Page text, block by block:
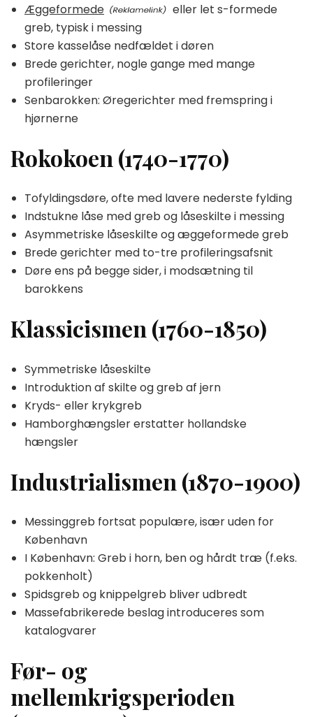
Æggeformede
eller let s-formede
greb, typisk i messing
Store kasselåse nedfældet i døren
Brede gerichter, nogle gange med mange
profileringer
Senbarokken: Øregerichter med fremspring i
hjørnerne
Rokokoen (1740-1770)
Tofyldingsdøre, ofte med lavere nederste fylding
Indstukne låse med greb og låseskilte i messing
Asymmetriske låseskilte og æggeformede greb
Brede gerichter med to-tre profileringsafsnit
Døre ens på begge sider, i modsætning til
barokkens
Klassicismen (1760-1850)
Symmetriske låseskilte
Introduktion af skilte og greb af jern
Kryds- eller krykgreb
Hamborghængsler erstatter hollandske
hængsler
Industrialismen (1870-1900)
Messinggreb fortsat populære, især uden for
København
I København: Greb i horn, ben og hårdt træ (f.eks.
pokkenholt)
Spidsgreb og knippelgreb bliver udbredt
Massefabrikerede beslag introduceres som
katalogvarer
Før- og
mellemkrigsperioden